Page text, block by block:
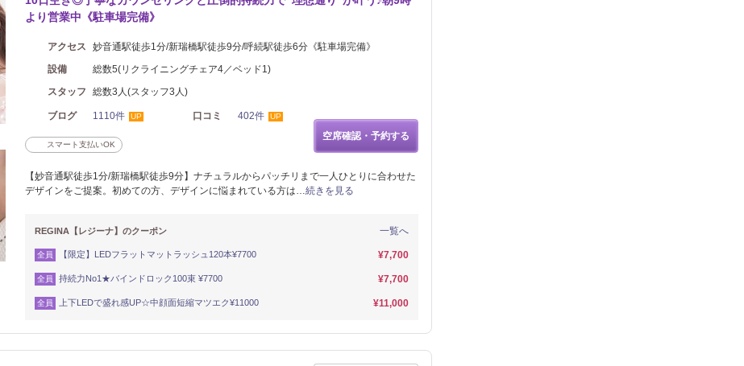
より営業中《駐車場完備》
アクセス
妙音通駅徒歩1分/新瑞橋駅徒歩9分/呼続駅徒歩6分《駐車場完備》
設備
総数5(リクライニングチェア4／ベッド1)
スタッフ
総数3人(スタッフ3人)
ブログ 1110件 UP 口コミ 402件 UP
スマート支払いOK
空席確認・予約する
【妙音通駅徒歩1分/新瑞橋駅徒歩9分】ナチュラルからパッチリまで一人ひとりに合わせた
デザインをご提案。初めての方、デザインに悩まれている方は…続きを見る
一覧へ
REGINA【レジーナ】のクーポン
全員 【限定】LEDフラットマットラッシュ120本¥7700 ¥7,700
全員 持続力No1★バインドロック100束 ¥7700 ¥7,700
全員 上下LEDで盛れ感UP☆中顔面短縮マツエク¥11000 ¥11,000